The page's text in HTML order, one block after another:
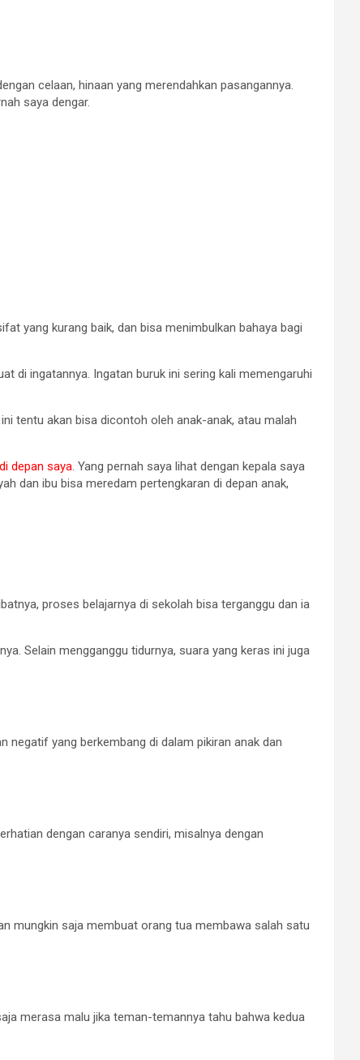
celaan, hinaan yang merendahkan pasangannya.
saya dengar.
yang kurang baik, dan bisa menimbulkan bahaya bagi
di ingatannya. Ingatan buruk ini sering kali memengaruhi
tentu akan bisa dicontoh oleh anak-anak, atau malah
depan saya. Yang pernah saya lihat dengan kepala saya
dan ibu bisa meredam pertengkaran di depan anak,
proses belajarnya di sekolah bisa terganggu dan ia
Selain mengganggu tidurnya, suara yang keras ini juga
negatif yang berkembang di dalam pikiran anak dan
dengan caranya sendiri, misalnya dengan
mungkin saja membuat orang tua membawa salah satu
merasa malu jika teman-temannya tahu bahwa kedua